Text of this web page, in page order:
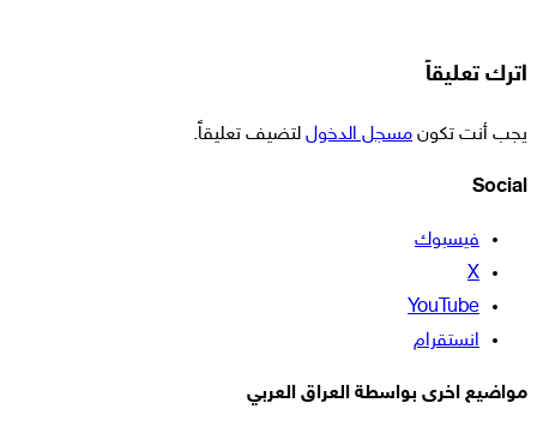
اترك تعليقاً
يجب أنت تكون مسجل الدخول لتضيف تعليقاً.
Social
فيسبوك
‫X
‫YouTube
انستقرام
مواضيع اخرى بواسطة العراق العربي